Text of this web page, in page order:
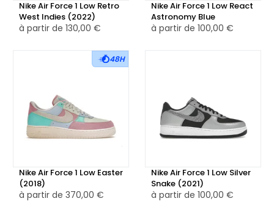
extérieure en caoutchouc bleu marine garantit une
excellente adhérence.
Swoosh brodé en bleu sous les lacets et le branding "Nike
Air" rouge sur le talon ajoutent des touches uniques à
cette édition.
Sneakers Actus+2StockX+2SELECTA BISSO+2
🛒 Disponibilité
Nike Air Force 1 Low Retro
West Indies (2022)
à partir de 130,00 €
Nike Air Force 1 Low React
Astronomy Blue
à partir de 100,00 €
48H
Nike Air Force 1 Low Easter
(2018)
à partir de 370,00 €
Nike Air Force 1 Low Silver
Snake (2021)
à partir de 100,00 €